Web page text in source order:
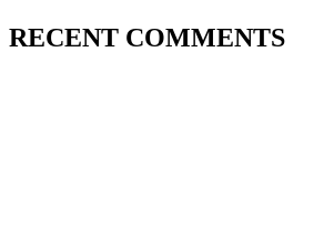
RECENT COMMENTS